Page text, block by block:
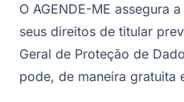
O AGENDE-ME assegura
seus direitos de titular
Geral de Proteção de
pode, de maneira gratuita